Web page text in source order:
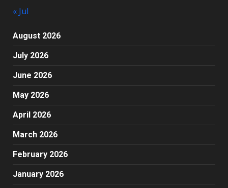
« Jul
August 2026
July 2026
June 2026
May 2026
April 2026
March 2026
February 2026
January 2026